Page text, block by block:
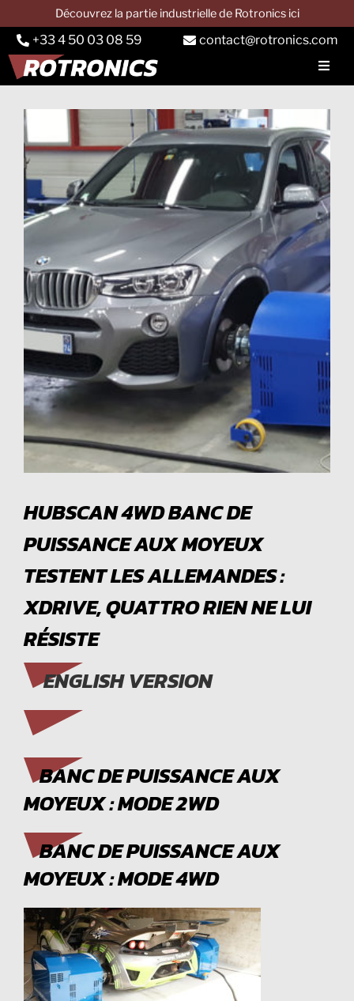
au
contenu
Découvrez la partie industrielle de Rotronics ici
+33 4 50 03 08 59 contact@rotronics.com
BANC AUTO
Banc camion
Banc tracteur
Services
Applications
CONTACT & DEVIS
Voir
l'image
agrandie
HUBSCAN 4WD BANC DE
PUISSANCE AUX MOYEUX
TESTENT LES ALLEMANDES :
XDRIVE, QUATTRO RIEN NE LUI
RÉSISTE
ENGLISH VERSION
BANC DE PUISSANCE AUX
MOYEUX : MODE 2WD
BANC DE PUISSANCE AUX
MOYEUX : MODE 4WD